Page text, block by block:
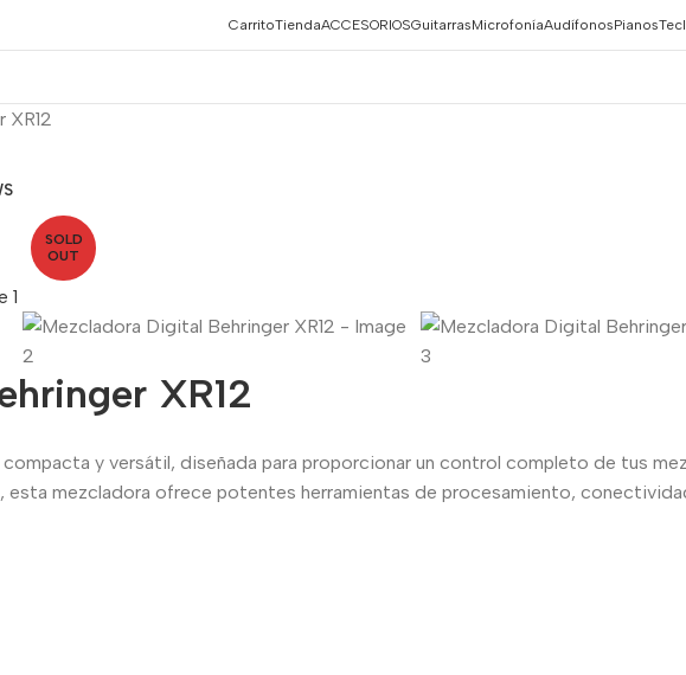
CarritoTiendaACCESORIOSGuitarrasMicrofoníaAudífonosPianos
SOLD
OUT
XR12
y versátil, diseñada para proporcionar un control completo de tus
esta mezcladora ofrece potentes herramientas de procesamiento,